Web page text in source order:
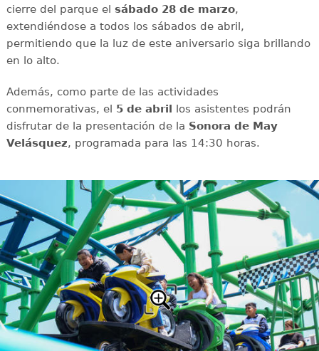
cierre del parque el sábado 28 de marzo,
extendiéndose a todos los sábados de abril,
permitiendo que la luz de este aniversario siga brillando
en lo alto.
Además, como parte de las actividades
conmemorativas, el 5 de abril los asistentes podrán
disfrutar de la presentación de la Sonora de May
Velásquez, programada para las 14:30 horas.